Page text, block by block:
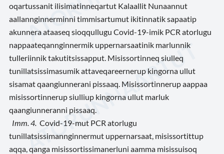
oqartussanit ilisimatinneqartut Kalaallit Nunaannut
aallannginnerminni timmisartumut ikitinnatik sapaatip
akunnera ataaseq sioqqullugu Covid-19-imik PCR atorlugu
nappaateqannginnermik uppernarsaatinik marlunnik
tulleriinnik takutitsissapput. Misissortinneq siulleq
tunillatsissimasumik attaveqareernerup kingorna ullut
sisamat qaangiunnerani pissaaq. Misissortinnerup aappaa
misissortinnerup siulliup kingorna ullut marluk
qaangiunneranni pissaaq.
Imm. 4. Covid-19-mut PCR atorlugu
tunillatsissimannginnermut uppernarsaat, misissortittup
aqqa, qanga misissortissimanerluni aamma misissuisoq